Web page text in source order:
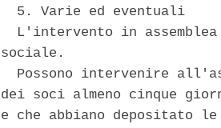
  5. Varie ed eventuali
L'intervento in
sociale.
Possono intervenire
dei soci almeno cinque
e che abbiano depositato